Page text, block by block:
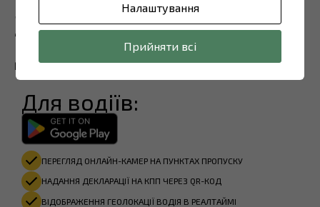
Завантажте наш
додаток
Для водіїв:
ПЕРЕГЛЯД ОНЛАЙН-КАМЕР НА ПУНКТАХ ПРОПУСКУ
НАДАННЯ ДЕКЛАРАЦІЇ НА КПП ЧЕРЕЗ QR-КОД
ВІДОБРАЖЕННЯ ГЕОЛОКАЦІЇ ВОДІЯ В РЕАЛТАЙМІ
Налаштування
Прийняти всі